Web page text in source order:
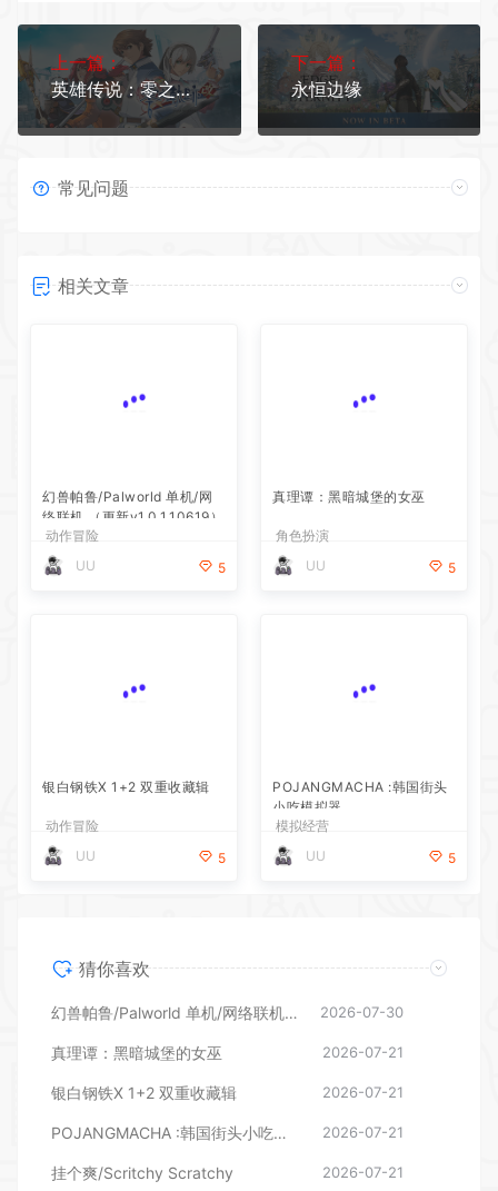
上一篇：
英雄传说：零之轨迹/The Legend of Heroes: Zero no Kiseki KAI
下一篇：
永恒边缘
常见问题
相关文章
幻兽帕鲁/Palworld 单机/网
络联机 （更新v1.0.1.10619）
动作冒险
UU
5
真理谭：黑暗城堡的女巫
角色扮演
UU
5
银白钢铁X 1+2 双重收藏辑
动作冒险
UU
5
POJANGMACHA :韩国街头
小吃模拟器
模拟经营
UU
5
猜你喜欢
幻兽帕鲁/Palworld 单机/网络联机 （更新v1.0.1.10619） 2026-07-30
真理谭：黑暗城堡的女巫 2026-07-21
银白钢铁X 1+2 双重收藏辑 2026-07-21
POJANGMACHA :韩国街头小吃模拟器 2026-07-21
挂个爽/Scritchy Scratchy 2026-07-21